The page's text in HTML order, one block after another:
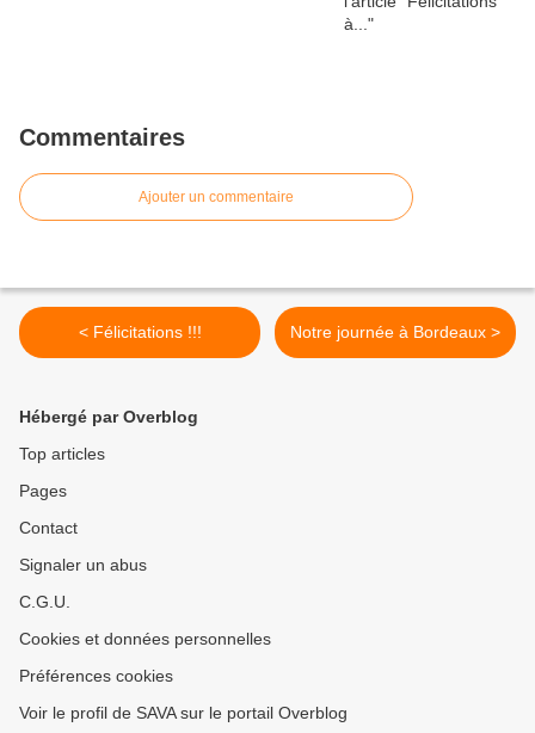
Commentaires
Ajouter un commentaire
< Félicitations !!! Notre journée à Bordeaux >
Hébergé par Overblog
Top articles
Pages
Contact
Signaler un abus
C.G.U.
Cookies et données personnelles
Préférences cookies
Voir le profil de SAVA sur le portail Overblog